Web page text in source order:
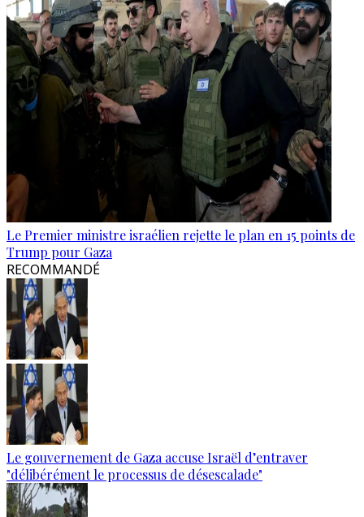
Le Premier ministre israélien rejette le plan en 15 points de
Trump pour Gaza
RECOMMANDÉ
Le gouvernement de Gaza accuse Israël d’entraver
"délibérément le processus de désescalade"